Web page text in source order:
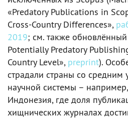
«Predatory Publications in
Cross-Country Differences»,
2019; см. также
Potentially Predatory
Country Level», preprint).
страдали страны со средним
научной системы –
Индонезия, где доля
хищнических журналах